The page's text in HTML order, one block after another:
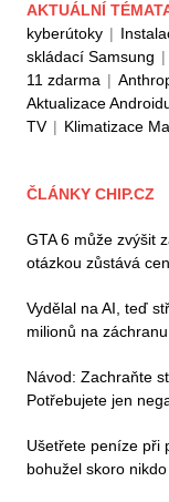
AKTUÁLNÍ
kyberútoky |
skládací Samsung |
11 zdarma |
Aktualizace
TV | Klimatizace
ČLÁNKY CHIP.CZ
GTA 6 může zvýšit
otázkou zůstává
Vydělal na AI, teď
milionů na
Návod: Zachraňte
Potřebujete jen
Ušetřete peníze při
bohužel skoro